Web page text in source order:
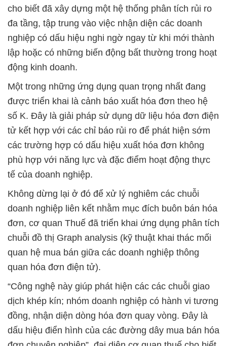
cho biết đã xây dựng một hệ thống phân tích rủi ro
đa tầng, tập trung vào việc nhận diện các doanh
nghiệp có dấu hiệu nghi ngờ ngay từ khi mới thành
lập hoặc có những biến động bất thường trong hoạt
động kinh doanh.
Một trong những ứng dụng quan trọng nhất đang
được triển khai là cảnh báo xuất hóa đơn theo hệ
số K. Đây là giải pháp sử dụng dữ liệu hóa đơn điện
tử kết hợp với các chỉ báo rủi ro để phát hiện sớm
các trường hợp có dấu hiệu xuất hóa đơn không
phù hợp với năng lực và đặc điểm hoạt động thực
tế của doanh nghiệp.
Không dừng lại ở đó để xử lý nghiêm các chuỗi
doanh nghiệp liên kết nhằm mục đích buôn bán hóa
đơn, cơ quan Thuế đã triển khai ứng dụng phân tích
chuỗi đồ thị Graph analysis (kỹ thuật khai thác mối
quan hệ mua bán giữa các doanh nghiệp thông
quan hóa đơn điện tử).
“Công nghệ này giúp phát hiện các các chuỗi giao
dịch khép kín; nhóm doanh nghiệp có hành vi tương
đồng, nhận diện dòng hóa đơn quay vòng. Đây là
dấu hiệu điển hình của các đường dây mua bán hóa